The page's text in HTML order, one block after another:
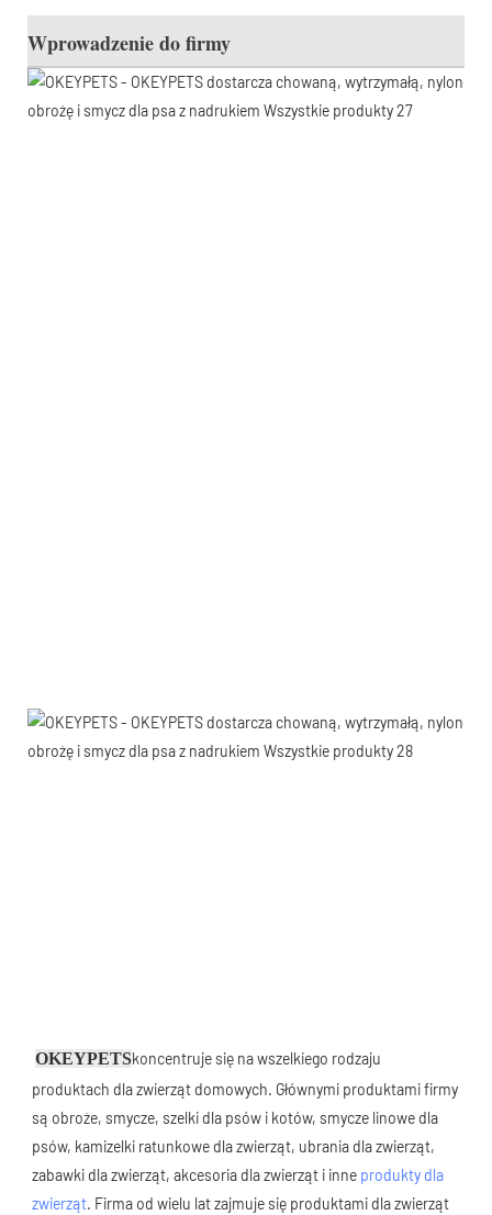
Wprowadzenie do firmy
OKEYPETSkoncentruje się na wszelkiego rodzaju
produktach dla zwierząt domowych. Głównymi produktami firmy
są obroże, smycze, szelki dla psów i kotów, smycze linowe dla
psów, kamizelki ratunkowe dla zwierząt, ubrania dla zwierząt,
zabawki dla zwierząt, akcesoria dla zwierząt i inne produkty dla
zwierząt. Firma od wielu lat zajmuje się produktami dla zwierząt